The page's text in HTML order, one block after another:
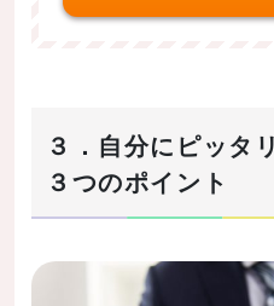
３．自分にピッタ
３つのポイント